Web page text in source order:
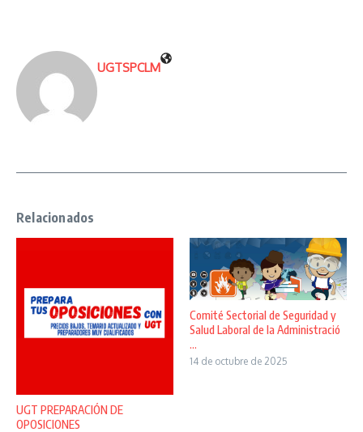
UGTSPCLM
Relacionados
UGT PREPARACIÓN DE
OPOSICIONES
Comité Sectorial de Seguridad y
Salud Laboral de la Administració
...
14 de octubre de 2025